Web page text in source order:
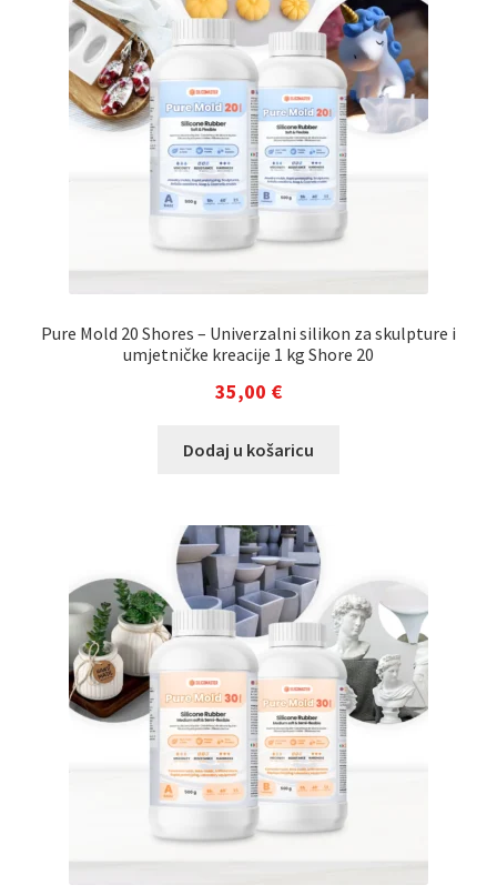
Pure Mold 20 Shores – Univerzalni silikon za skulpture i
umjetničke kreacije 1 kg Shore 20
35,00 €
Dodaj u košaricu